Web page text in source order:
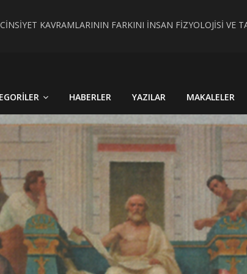
KAVRAMLARININ FARKINI İNSAN FİZYOLOJİSİ VE
HABERLER YAZILAR MAKALELER